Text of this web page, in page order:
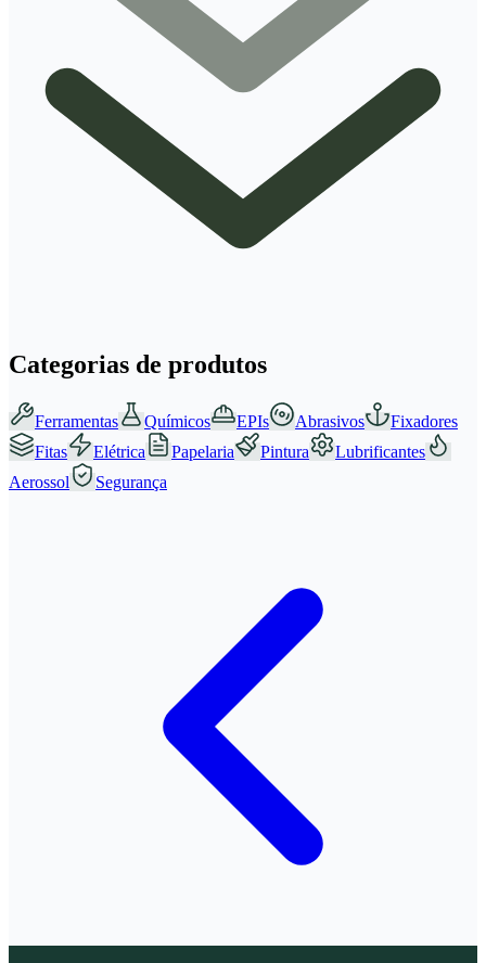
Categorias de produtos
Ferramentas Químicos EPIs Abrasivos
Fixadores
Fitas
Elétrica Papelaria Pintura
Lubrificantes
Aerossol
Segurança